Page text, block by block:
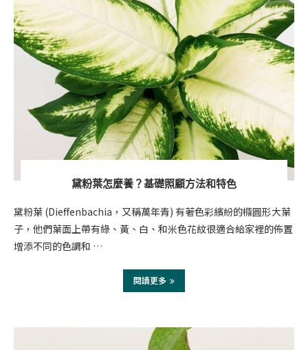
黛粉葉怎麼養？基礎照顧方法和特色
黛粉葉 (Dieffenbachia，又稱萬年青) 有著色彩繽紛的橢圓形大葉
子，他們葉面上帶有綠、黃、白、和米色花紋很適合給家裡的佈置
增添不同的色調和 …
閱讀更多